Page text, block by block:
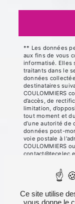
** Les données
aux fins de vous
informatisé. Elles
traitants dans le
données
destinataires
COULOMMIERS
d’accès, de
limitation,
tout moment et
d’une autorité de
données post-
voie postale à
COULOMMIERS
demandé. Nous
de prise de
légale aux fins
Vous avez le
démarchage
Bloctel.gouv.fr .
Ce site utilise
vous donne le